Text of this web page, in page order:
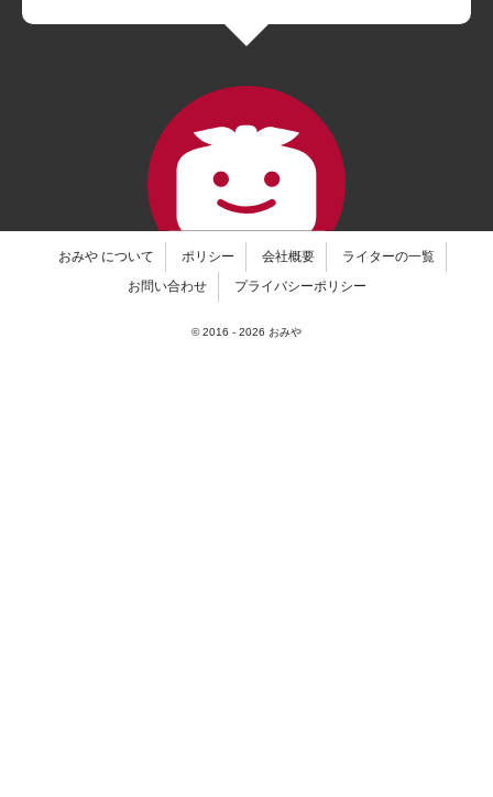
おみや について ポリシー 会社概要
ライターの一覧
お問い合わせ
プライバシーポリシー
© 2016 - 2026 おみや